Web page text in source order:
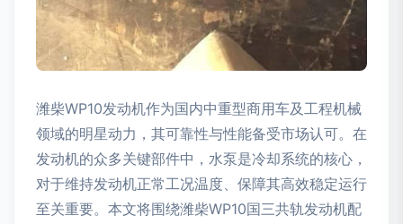
潍柴WP10发动机作为国内中重型商用车及工程机械
领域的明星动力，其可靠性与性能备受市场认可。在
发动机的众多关键部件中，水泵是冷却系统的核心，
对于维持发动机正常工况温度、保障其高效稳定运行
至关重要。本文将围绕潍柴WP10国三共轨发动机配